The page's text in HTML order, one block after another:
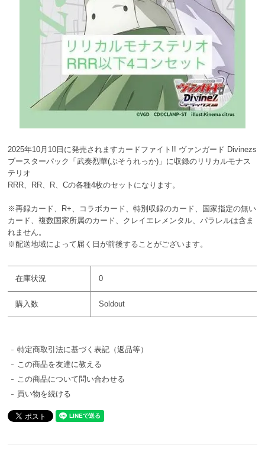
2025年10月10日に発売されますカードファイト!! ヴァンガード Divinezs
ブースターパック「武奏烈華(ぶそうれっか)」に収録のリリカルモナス
テリオ
RRR、RR、R、Cの各種4枚のセットになります。
※再録カード、R+、コラボカード、特別収録のカード、国家指定の無い
カード、複数国家所属のカード、クレイエレメンタル、パラレルは含ま
れません。
※配送地域によって届く日が前後することがございます。
在庫状況 0
購入数 Soldout
特定商取引法に基づく表記（返品等）
この商品を友達に教える
この商品について問い合わせる
買い物を続ける